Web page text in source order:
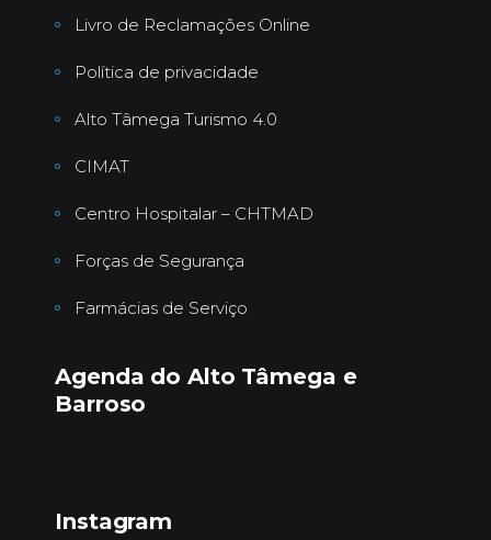
Livro de Reclamações Online
Política de privacidade
Alto Tâmega Turismo 4.0
CIMAT
Centro Hospitalar – CHTMAD
Forças de Segurança
Farmácias de Serviço
Agenda do Alto Tâmega e
Barroso
Instagram